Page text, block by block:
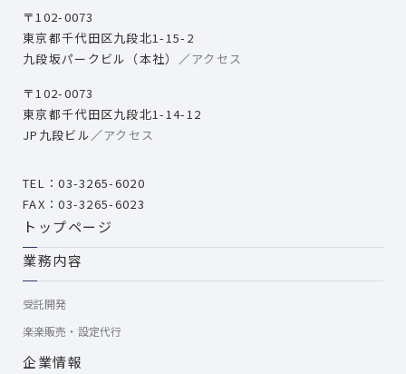
〒102-0073
東京都千代田区九段北1-15-2
九段坂パークビル（本社）／アクセス
〒102-0073
東京都千代田区九段北1-14-12
JP九段ビル／アクセス
TEL：03-3265-6020
FAX：03-3265-6023
トップページ
業務内容
受託開発
楽楽販売・設定代行
企業情報